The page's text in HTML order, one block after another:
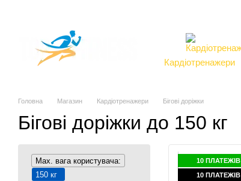
Кардіотренажери
Головна Магазин Кардіотренажери Бігові доріжки
Бігові доріжки до 150 кг
10 ПЛАТЕЖІВ
10 ПЛАТЕЖІВ
Max. вага користувача:
150 кг